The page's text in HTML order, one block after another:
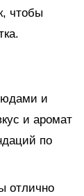
чтобы
и
и аромат
по
отлично